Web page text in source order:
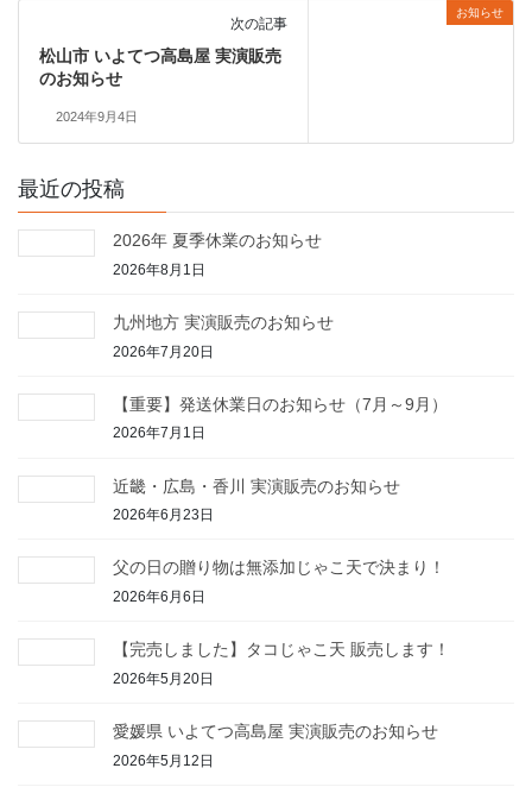
お知らせ
次の記事
松山市 いよてつ高島屋 実演販売
のお知らせ
2024年9月4日
最近の投稿
2026年 夏季休業のお知らせ
2026年8月1日
九州地方 実演販売のお知らせ
2026年7月20日
【重要】発送休業日のお知らせ（7月～9月）
2026年7月1日
近畿・広島・香川 実演販売のお知らせ
2026年6月23日
父の日の贈り物は無添加じゃこ天で決まり！
2026年6月6日
【完売しました】タコじゃこ天 販売します！
2026年5月20日
愛媛県 いよてつ高島屋 実演販売のお知らせ
2026年5月12日